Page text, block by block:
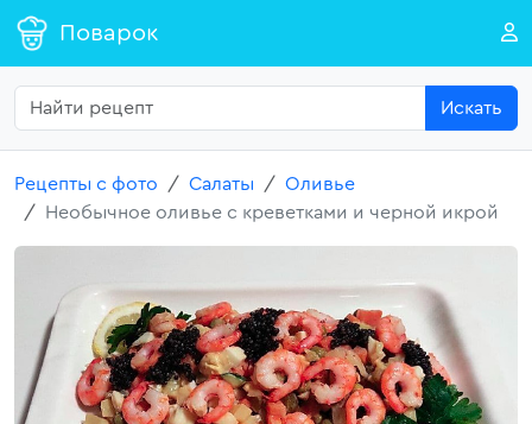
Поварок
Искать
Рецепты с фото Салаты
Оливье
Необычное оливье с креветками и черной икрой